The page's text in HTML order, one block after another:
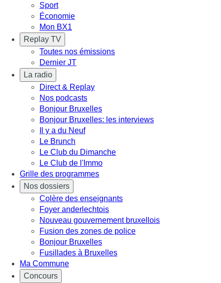
Sport
Économie
Mon BX1
Replay TV
Toutes nos émissions
Dernier JT
La radio
Direct & Replay
Nos podcasts
Bonjour Bruxelles
Bonjour Bruxelles: les interviews
Il y a du Neuf
Le Brunch
Le Club du Dimanche
Le Club de l'Immo
Grille des programmes
Nos dossiers
Colère des enseignants
Foyer anderlechtois
Nouveau gouvernement bruxellois
Fusion des zones de police
Bonjour Bruxelles
Fusillades à Bruxelles
Ma Commune
Concours